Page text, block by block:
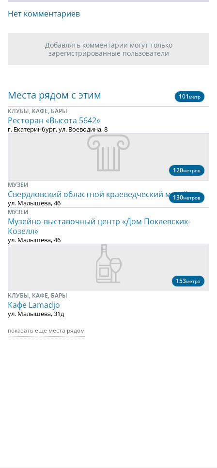
Нет комментариев
Добавлять комментарии могут только
зарегистрированные пользователи
Места рядом с этим 101метр
КЛУБЫ, КАФЕ, БАРЫ
Ресторан «Высота 5642»
г. Екатеринбург, ул. Воеводина, 8
120метров
МУЗЕИ
Свердловский областной краеведческий музей
ул. Малышева, 46
130метров
МУЗЕИ
Музейно-выставочный центр «Дом Поклевских-
Козелл»
ул. Малышева, 46
153метра
КЛУБЫ, КАФЕ, БАРЫ
Кафе Lamadjo
ул. Малышева, 31д
показать еще места рядом